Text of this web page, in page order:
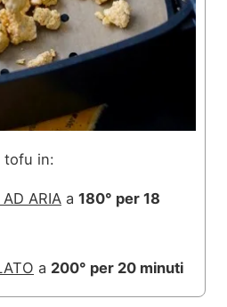
tofu in:
AD ARIA a 180° per 18
a 200° per 20 minuti